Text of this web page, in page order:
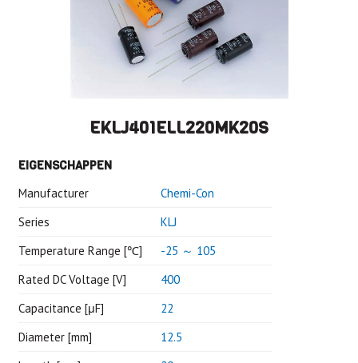
EKLJ401ELL220MK20S
EIGENSCHAPPEN
Manufacturer
Chemi-Con
Series
KLJ
Temperature Range [℃]
-25 ～ 105
Rated DC Voltage [V]
400
Capacitance [μF]
22
Diameter [mm]
12.5